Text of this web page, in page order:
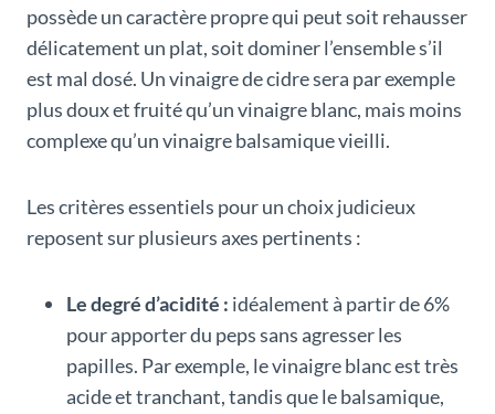
possède un caractère propre qui peut soit rehausser
délicatement un plat, soit dominer l’ensemble s’il
est mal dosé. Un vinaigre de cidre sera par exemple
plus doux et fruité qu’un vinaigre blanc, mais moins
complexe qu’un vinaigre balsamique vieilli.
Les critères essentiels pour un choix judicieux
reposent sur plusieurs axes pertinents :
Le degré d’acidité : idéalement à partir de 6%
pour apporter du peps sans agresser les
papilles. Par exemple, le vinaigre blanc est très
acide et tranchant, tandis que le balsamique,